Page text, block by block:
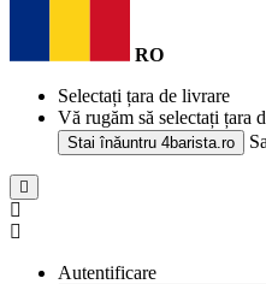
RO
Selectați țara de livrare
Vă rugăm să selectați țara
Stai înăuntru 4barista.ro
Autentificare